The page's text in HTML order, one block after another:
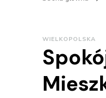
WIELKOPOLSKA